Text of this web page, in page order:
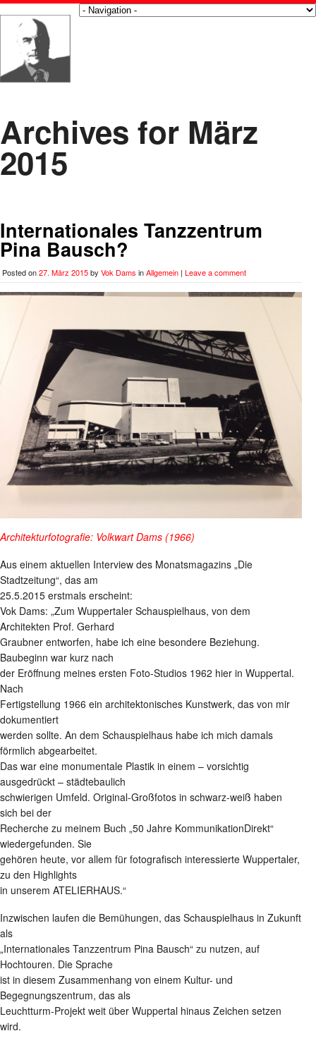
Archives for März
2015
Internationales Tanzzentrum
Pina Bausch?
Posted on27. März 2015by Vok Dams inAllgemein | Leave a comment
Architekturfotografie: Volkwart Dams (1966)
Aus einem aktuellen Interview des Monatsmagazins „Die
Stadtzeitung“, das am
25.5.2015 erstmals erscheint:
Vok Dams: „Zum Wuppertaler Schauspielhaus, von dem
Architekten Prof. Gerhard
Graubner entworfen, habe ich eine besondere Beziehung.
Baubeginn war kurz nach
der Eröffnung meines ersten Foto-Studios 1962 hier in Wuppertal.
Nach
Fertigstellung 1966 ein architektonisches Kunstwerk, das von mir
dokumentiert
werden sollte. An dem Schauspielhaus habe ich mich damals
förmlich abgearbeitet.
Das war eine monumentale Plastik in einem – vorsichtig
ausgedrückt – städtebaulich
schwierigen Umfeld. Original-Großfotos in schwarz-weiß haben
sich bei der
Recherche zu meinem Buch „50 Jahre KommunikationDirekt“
wiedergefunden. Sie
gehören heute, vor allem für fotografisch interessierte Wuppertaler,
zu den Highlights
in unserem ATELIERHAUS.“
Inzwischen laufen die Bemühungen, das Schauspielhaus in Zukunft
als
„Internationales Tanzzentrum Pina Bausch“ zu nutzen, auf
Hochtouren. Die Sprache
ist in diesem Zusammenhang von einem Kultur- und
Begegnungszentrum, das als
Leuchtturm-Projekt weit über Wuppertal hinaus Zeichen setzen
wird.